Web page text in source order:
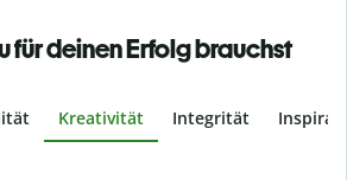
für deinen Erfolg brauchst
Kreativität Integrität